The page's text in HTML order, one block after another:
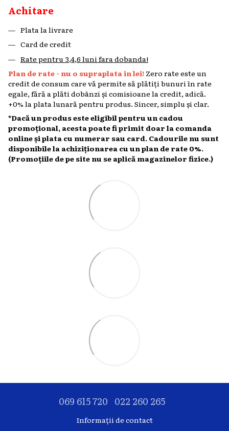
Achitare
Plata la livrare
Card de credit
Rate pentru 3,4,6 luni fara dobanda!
Plan de rate - nu o supraplata in lei! Zero rate este un
credit de consum care vă permite să plătiți bunuri în rate
egale, fără a plăti dobânzi și comisioane la credit, adică.
+0% la plata lunară pentru produs. Sincer, simplu și clar.
*Dacă un produs este eligibil pentru un cadou
promoțional, acesta poate fi primit doar la comanda
online și plata cu numerar sau card. Cadourile nu sunt
disponibile la achiziționarea cu un plan de rate 0%.
(Promoțiile de pe site nu se aplică magazinelor fizice.)
069 615 720 022 260 265
Informații de contact